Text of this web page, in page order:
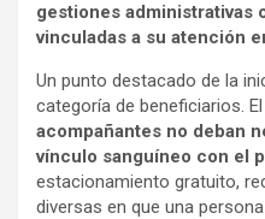
gestiones administrativas
vinculadas a su atención
Un punto destacado de la
categoría de beneficiarios.
acompañantes no deban
vínculo sanguíneo con el
estacionamiento gratuito,
diversas en que una